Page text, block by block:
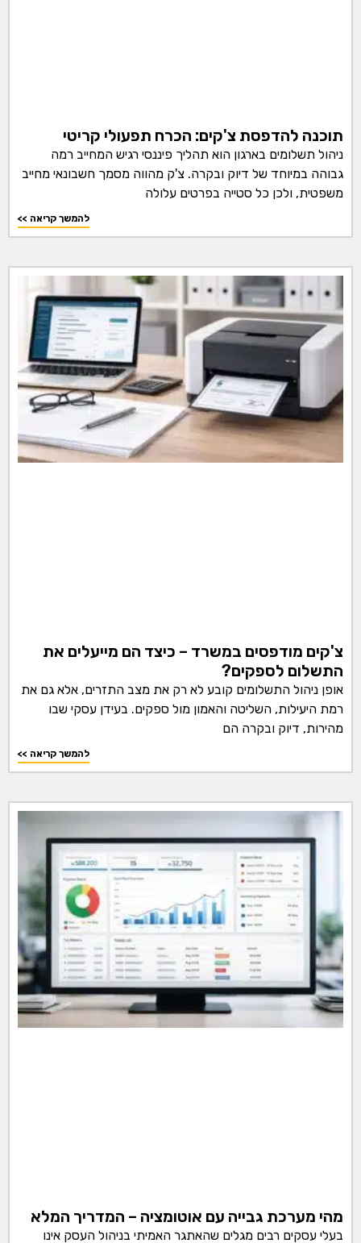
תוכנה להדפסת צ'קים: הכרח תפעולי קריטי
ניהול תשלומים בארגון הוא תהליך פיננסי רגיש המחייב רמה
גבוהה במיוחד של דיוק ובקרה. צ'ק מהווה מסמך חשבונאי מחייב
משפטית, ולכן כל סטייה בפרטים עלולה
<< להמשך קריאה
צ'קים מודפסים במשרד – כיצד הם מייעלים את
התשלום לספקים?
אופן ניהול התשלומים קובע לא רק את מצב התזרים, אלא גם את
רמת היעילות, השליטה והאמון מול ספקים. בעידן עסקי שבו
מהירות, דיוק ובקרה הם
<< להמשך קריאה
מהי מערכת גבייה עם אוטומציה – המדריך המלא
בעלי עסקים רבים מגלים שהאתגר האמיתי בניהול העסק אינו